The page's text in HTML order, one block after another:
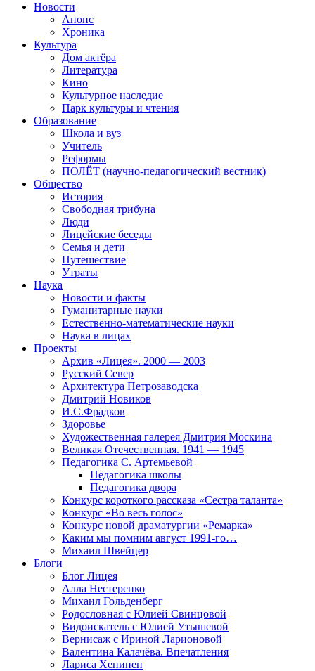
Новости
Анонс
Хроника
Культура
Дом актёра
Литература
Кино
Культурное наследие
Парк культуры и чтения
Образование
Школа и вуз
Учитель
Реформы
ПОЛЁТ (научно-педагогический вестник)
Общество
История
Свободная трибуна
Люди
Лицейские беседы
Семья и дети
Путешествие
Утраты
Наука
Новости и факты
Гуманитарные науки
Естественно-математические науки
Наука в лицах
Проекты
Архив «Лицея». 2000 — 2003
Русский Север
Архитектура Петрозаводска
Дмитрий Новиков
И.С.Фрадков
Здоровье
Художественная галерея Дмитрия Москина
Великая Отечественная. 1941 — 1945
Педагогика С. Артемьевой
Педагогика школы
Педагогика двора
Конкурс короткого рассказа «Сестра таланта»
Конкурс «Во весь голос»
Конкурс новой драматургии «Ремарка»
Каким мы помним август 1991-го…
Михаил Швейцер
Блоги
Блог Лицея
Алла Нестеренко
Михаил Гольденберг
Родословная с Юлией Свинцовой
Видоискатель с Юлией Утышевой
Вернисаж с Ириной Ларионовой
Валентина Калачёва. Впечатления
Лариса Хенинен